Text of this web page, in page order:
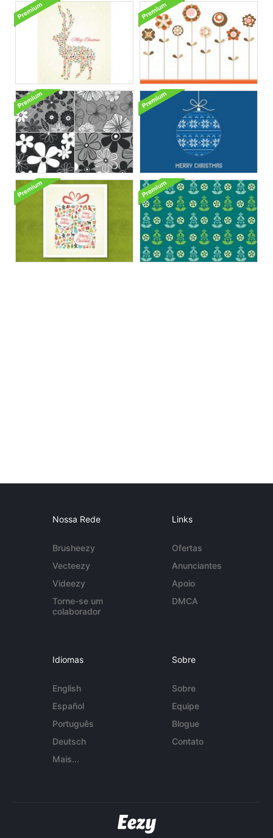
Nossa Rede
Brusheezy
Vecteezy
Videezy
Torne-se um
colaborador
Links
Ofertas
Anunciantes
Apoio
DMCA
Idiomas
English
Español
Português
Deutsch
Mais...
Sobre
Sobre
Equipe
Blogue
Contato